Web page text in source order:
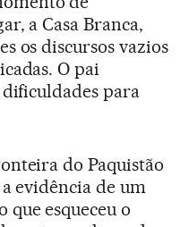
a Casa Branca,
os discursos vazios
O pai
para
do Paquistão
evidência de um
esqueceu o